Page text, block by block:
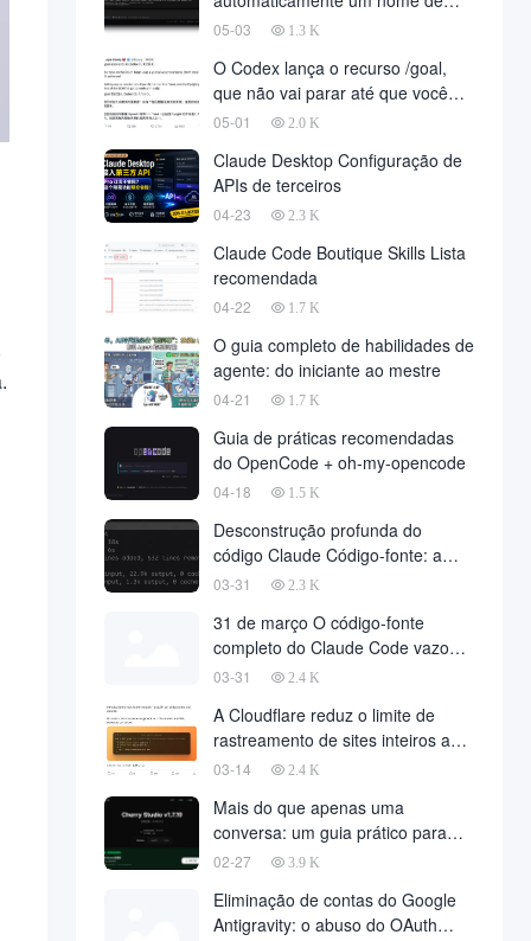
domínio para implantar o projeto,
automatizado finalmente chegou,
em nome da empresa de
desenvolvimento, para reduzir um
grande número de
05-03 1.3 K
O Codex lança o recurso /goal,
que não vai parar até que você
atinja sua meta
05-01 2.0 K
Claude Desktop Configuração de
APIs de terceiros
04-23 2.3 K
Claude Code Boutique Skills Lista
recomendada
04-22 1.7 K
O guia completo de habilidades de
agente: do iniciante ao mestre
04-21 1.7 K
Guia de práticas recomendadas
do OpenCode + oh-my-opencode
04-18 1.5 K
Desconstrução profunda do
código Claude Código-fonte: a
filosofia da arquitetura de agentes
código
03-31 2.3 K
31 de março O código-fonte
completo do Claude Code vazou,
510.000 linhas de código principal
03-31 2.4 K
A Cloudflare reduz o limite de
rastreamento de sites inteiros a
zero com uma única solicitação de
03-14 2.4 K
Mais do que apenas uma
conversa: um guia prático para
implantar o OpenClaw no Cherry
02-27 3.9 K
Eliminação de contas do Google
Antigravity: o abuso do OAuth